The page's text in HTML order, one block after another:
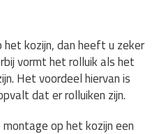
kozijn, dan heeft u zeker
vormt het rolluik als het
Het voordeel hiervan is
dat er rolluiken zijn.
op het kozijn een